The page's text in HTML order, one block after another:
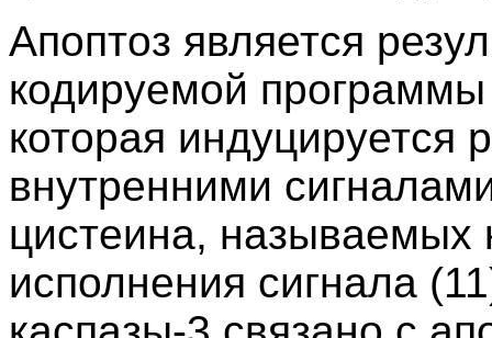
Апоптоз является
кодируемой
которая
внутренними
цистеина,
исполнения сигнала